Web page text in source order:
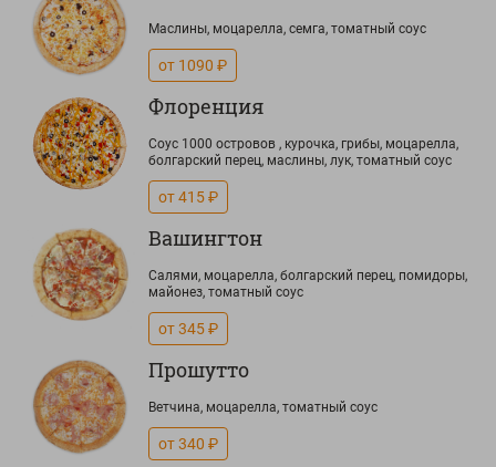
Маслины, моцарелла, семга, томатный соус
от 1090 ₽
Флоренция
Соус 1000 островов , курочка, грибы, моцарелла,
болгарский перец, маслины, лук, томатный соус
от 415 ₽
Вашингтон
Салями, моцарелла, болгарский перец, помидоры,
майонез, томатный соус
от 345 ₽
Прошутто
Ветчина, моцарелла, томатный соус
от 340 ₽